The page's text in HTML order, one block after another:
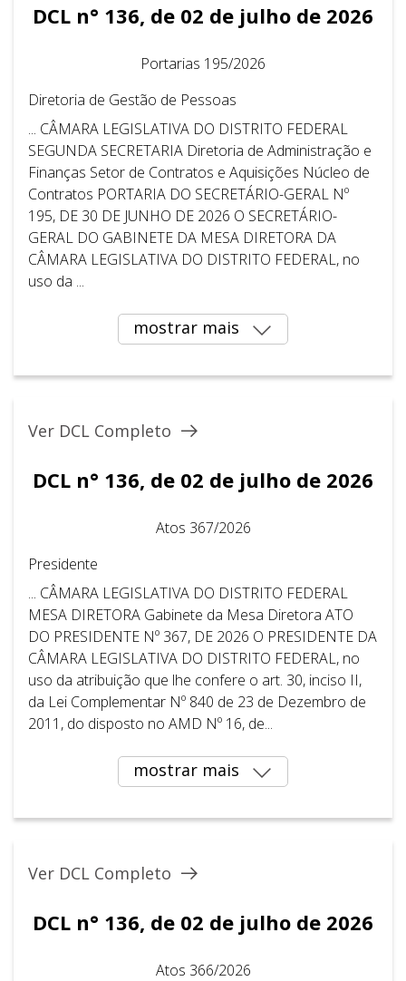
DCL n° 136, de 02 de julho de 2026
Portarias 195/2026
Diretoria de Gestão de Pessoas
... CÂMARA LEGISLATIVA DO DISTRITO FEDERAL ​ ​
SEGUNDA SECRETARIA Diretoria de Administração e
Finanças Setor de Contratos e Aquisições Núcleo de
Contratos PORTARIA DO SECRETÁRIO-GERAL Nº
195, DE 30 DE JUNHO DE 2026 O SECRETÁRIO-
GERAL DO GABINETE DA MESA DIRETORA DA
CÂMARA LEGISLATIVA DO DISTRITO FEDERAL, no
uso da ...
mostrar mais
Ver DCL Completo
DCL n° 136, de 02 de julho de 2026
Atos 367/2026
Presidente
... CÂMARA LEGISLATIVA DO DISTRITO FEDERAL ​ ​
MESA DIRETORA Gabinete da Mesa Diretora ATO
DO PRESIDENTE Nº 367, DE 2026 O PRESIDENTE DA
CÂMARA LEGISLATIVA DO DISTRITO FEDERAL, no
uso da atribuição que lhe confere o art. 30, inciso II,
da Lei Complementar Nº 840 de 23 de Dezembro de
2011, do disposto no AMD Nº 16, de...
mostrar mais
Ver DCL Completo
DCL n° 136, de 02 de julho de 2026
Atos 366/2026